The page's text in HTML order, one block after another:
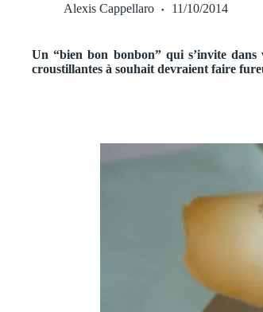
Alexis Cappellaro 11/10/2014
Un “bien bon bonbon” qui s’invite
croustillantes à souhait devraient faire